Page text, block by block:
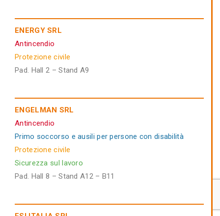
ENERGY SRL
Antincendio
Protezione civile
Pad. Hall 2 – Stand A9
ENGELMAN SRL
Antincendio
Primo soccorso e ausili per persone con disabilità
Protezione civile
Sicurezza sul lavoro
Pad. Hall 8 – Stand A12 – B11